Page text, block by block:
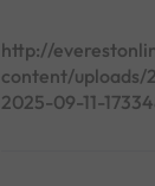
http://
content/uploads/
2025-09-11-